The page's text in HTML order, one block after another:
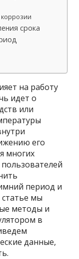
срока
на работу
идет о
или
его
многих
период и
статье мы
методы и
в
данные,